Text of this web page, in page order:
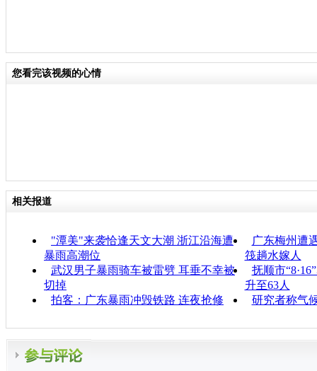
您看完该视频的心情
相关报道
"潭美"来袭恰逢天文大潮 浙江沿海遭
暴雨高潮位
广东梅州遭
筏趟水嫁人
武汉男子暴雨骑车被雷劈 耳垂不幸被
切掉
抚顺市
升至63人
拍客：广东暴雨冲毁铁路 连夜抢修
研究者称气